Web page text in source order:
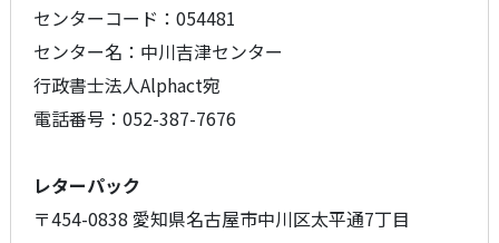
センターコード：054481
センター名：中川吉津センター
行政書士法人Alphact宛
電話番号：052-387-7676
レターパック
〒454-0838 愛知県名古屋市中川区太平通7丁目